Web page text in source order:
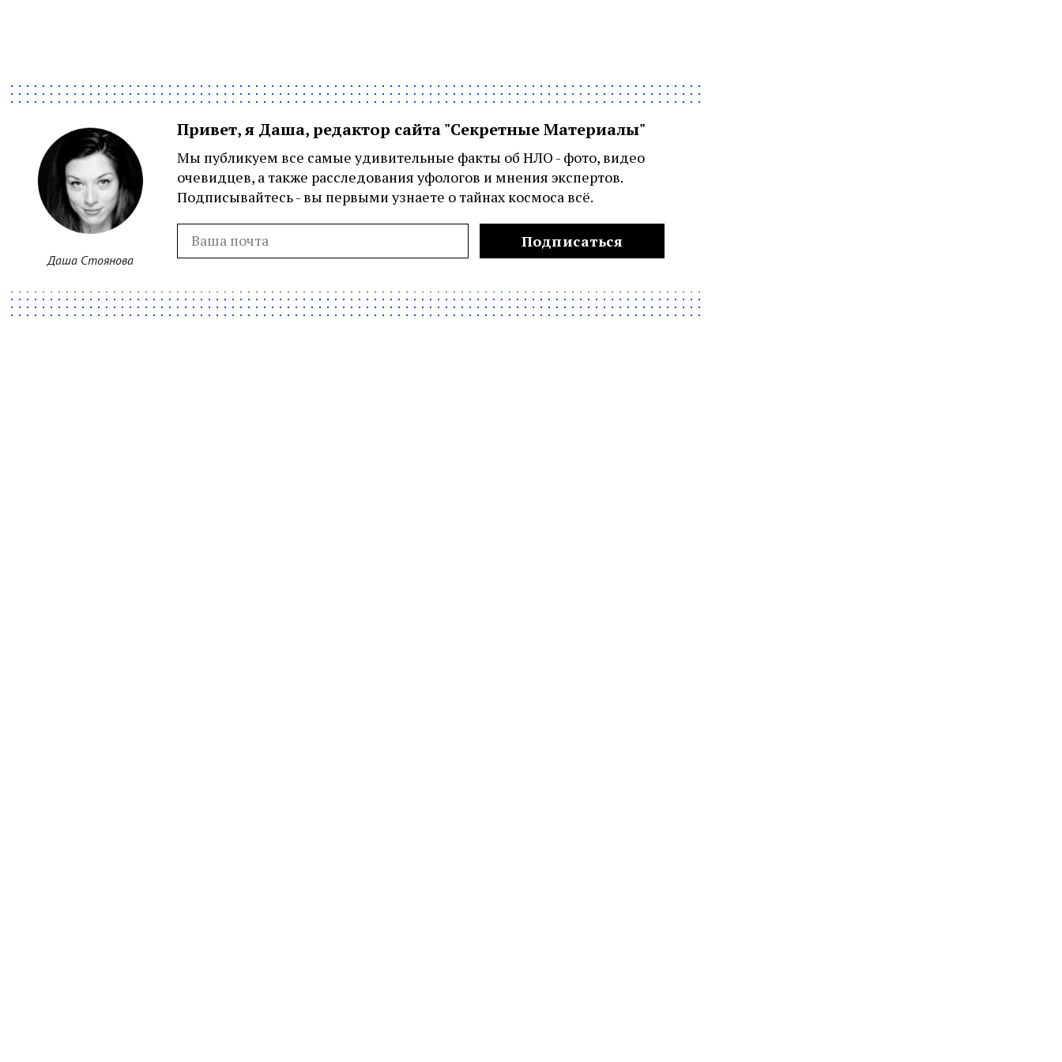
Даша Стоянова
Привет, я Даша, редактор сайта "Секретные Материалы"
Мы публикуем все самые удивительные факты об НЛО - фото, видео
очевидцев, а также расследования уфологов и мнения экспертов.
Подписывайтесь - вы первыми узнаете о тайнах космоса всё.
Подписаться